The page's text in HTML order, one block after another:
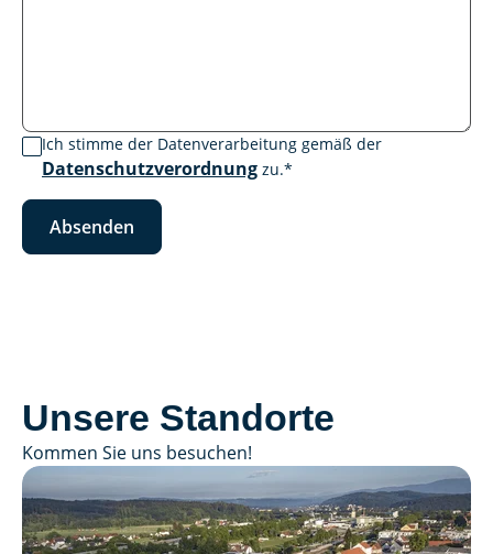
Ich stimme der Datenverarbeitung gemäß der
Datenschutzverordnung zu.*
Absenden
Unsere Standorte
Kommen Sie uns besuchen!